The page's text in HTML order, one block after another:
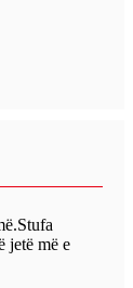
jetë më e